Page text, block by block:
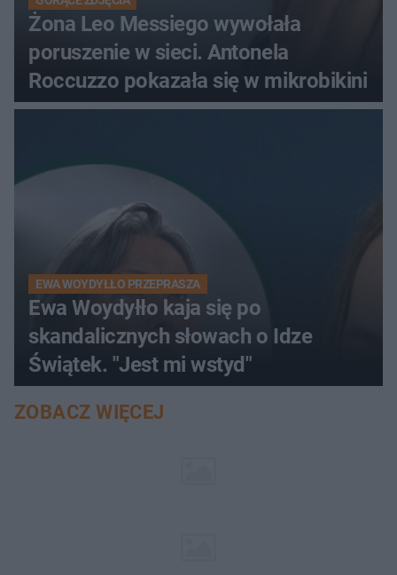
Żona Leo Messiego wywołała
poruszenie w sieci. Antonela
Roccuzzo pokazała się w mikrobikini
EWA WOYDYŁŁO PRZEPRASZA
Ewa Woydyłło kaja się po
skandalicznych słowach o Idze
Świątek. "Jest mi wstyd"
ZOBACZ WIĘCEJ